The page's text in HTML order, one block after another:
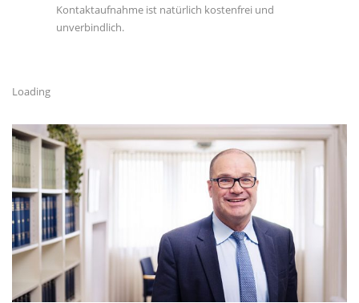
Kontaktaufnahme ist natürlich kostenfrei und
unverbindlich.
Loading